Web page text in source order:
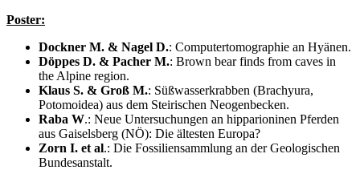
Poster:
Dockner M. & Nagel D.: Computertomographie an Hyänen.
Döppes D. & Pacher M.: Brown bear finds from caves in
the Alpine region.
Klaus S. & Groß M.: Süßwasserkrabben (Brachyura,
Potomoidea) aus dem Steirischen Neogenbecken.
Raba W.: Neue Untersuchungen an hipparioninen Pferden
aus Gaiselsberg (NÖ): Die ältesten Europa?
Zorn I. et al.: Die Fossiliensammlung an der Geologischen
Bundesanstalt.